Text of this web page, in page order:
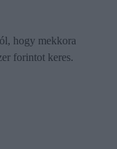
hogy mekkora
forintot keres.